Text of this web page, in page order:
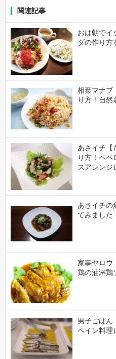
関連記事
おは朝でイ
ダの作り方
相葉マナブ
り方！自然
あさイチ【
り方！ペペ
スアレンジ
あさイチの
てみました
家事ヤロウ
鶏の油淋鶏
男子ごはん
ペイン料理